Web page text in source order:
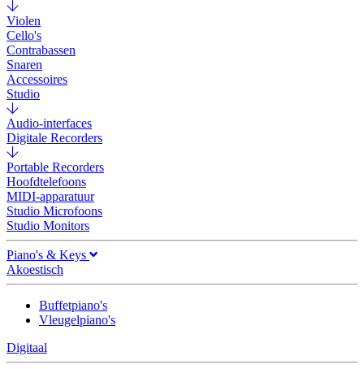
Violen
Cello's
Contrabassen
Snaren
Accessoires
Studio
Audio-interfaces
Digitale Recorders
Portable Recorders
Hoofdtelefoons
MIDI-apparatuur
Studio Microfoons
Studio Monitors
Piano's & Keys
Akoestisch
Buffetpiano's
Vleugelpiano's
Digitaal